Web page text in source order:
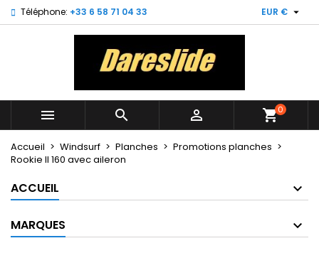
Téléphone: +33 6 58 71 04 33 EUR € 
   shopping_cart0
Accueil Windsurf Planches
Promotions planches
Rookie II 160 avec aileron
ACCUEIL
MARQUES
My wishlists ×
((title)) ×
Connexion ×
Vous devez être connecté pour ajouter des produits
((cancelText)) ((loginText))